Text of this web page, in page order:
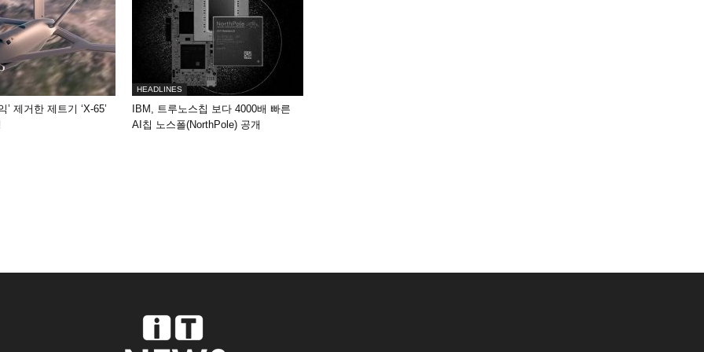
’ 제거한 제트기 ‘X-65’
HEADLINES
IBM, 트루노스칩 보다 4000배 빠른
AI칩 노스폴(NorthPole) 공개